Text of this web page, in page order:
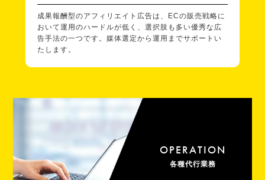
成果報酬型のアフィリエイト広告は、ECの販売戦略に
おいて運用のハードルが低く、選択肢も多い優秀な広
告手法の一つです。媒体選定から運用までサポートい
たします。
OPERATION
各種代行業務